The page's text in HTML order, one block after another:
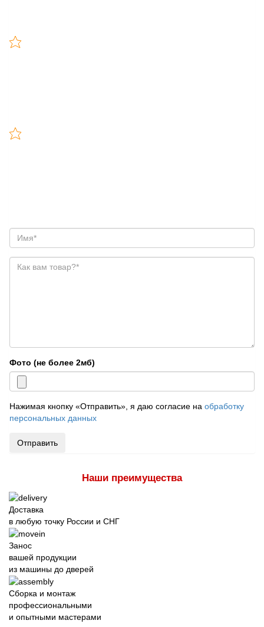
Фото (не более 2мб)
Нажимая кнопку «Отправить», я даю согласие на обработку
персональных данных
Отправить
Наши преимущества
Доставка
в любую точку России и СНГ
Занос
вашей продукции
из машины до дверей
Сборка и монтаж
профессиональными
и опытными мастерами